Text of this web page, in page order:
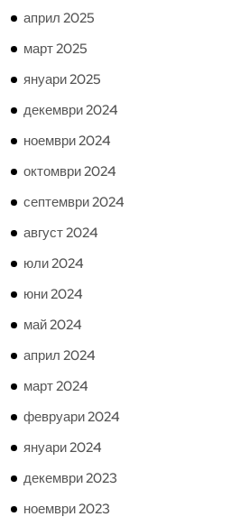
април 2025
март 2025
януари 2025
декември 2024
ноември 2024
октомври 2024
септември 2024
август 2024
юли 2024
юни 2024
май 2024
април 2024
март 2024
февруари 2024
януари 2024
декември 2023
ноември 2023